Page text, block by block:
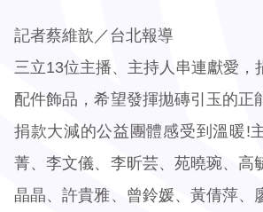
記者蔡維歆／台北報導
三立13位主播、主持人串連獻愛，
配件飾品，希望發揮拋磚引玉的正
捐款大減的公益團體感受到溫暖!
菁、李文儀、李昕芸、苑曉琬、高
晶晶、許貴雅、曾鈴媛、黃倩萍、